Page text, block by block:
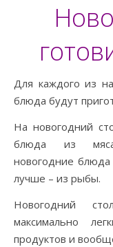
Для каждого из
блюда будут
На новогодний
блюда из мяса,
новогодние
лучше – из рыбы.
Новогодний
максимально
продуктов и